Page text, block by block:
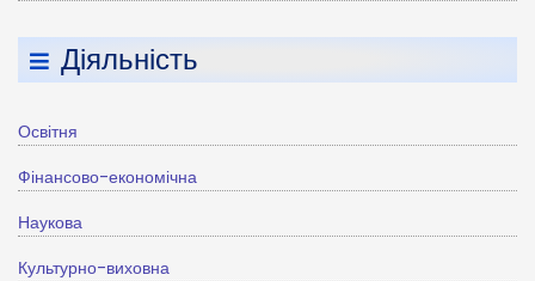
Діяльність
Освітня
Фінансово-економічна
Наукова
Культурно-виховна